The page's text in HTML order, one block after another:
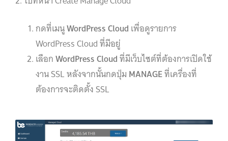
กดที่เมนูWordPress Cloud เพื่อดูรายการ
WordPress Cloud ที่มีอยู่
เลือกWordPress Cloudที่มีเว็บไซต์ที่ต้องการเปิดใช้
งาน SSL หลังจากนั้นกดปุ่ม MANAGEที่เครื่องที่
ต้องการจะติดตั้ง SSL